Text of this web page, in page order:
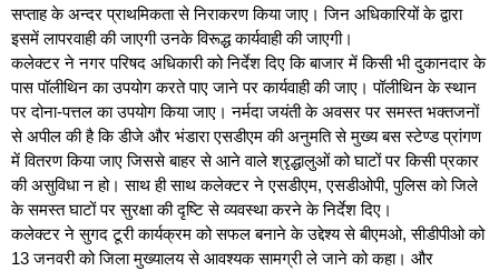
सप्ताह के अन्दर प्राथमिकता से निराकरण किया जाए। जिन अधिकारियों के द्वारा
इसमें लापरवाही की जाएगी उनके विरूद्ध कार्यवाही की जाएगी।
कलेक्टर ने नगर परिषद अधिकारी को निर्देश दिए कि बाजार में किसी भी दुकानदार के
पास पॉलीथिन का उपयोग करते पाए जाने पर कार्यवाही की जाए। पॉलीथिन के स्थान
पर दोना-पत्तल का उपयोग किया जाए। नर्मदा जयंती के अवसर पर समस्त भक्तजनों
से अपील की है कि डीजे और भंडारा एसडीएम की अनुमति से मुख्य बस स्टेण्ड प्रांगण
में वितरण किया जाए जिससे बाहर से आने वाले श्रृद्धालुओं को घाटों पर किसी प्रकार
की असुविधा न हो। साथ ही साथ कलेक्टर ने एसडीएम, एसडीओपी, पुलिस को जिले
के समस्त घाटों पर सुरक्षा की दृष्टि से व्यवस्था करने के निर्देश दिए।
कलेक्टर ने सुगद टूरी कार्यक्रम को सफल बनाने के उद्देश्य से बीएमओ, सीडीपीओ को
13 जनवरी को जिला मुख्यालय से आवश्यक सामग्री ले जाने को कहा। और